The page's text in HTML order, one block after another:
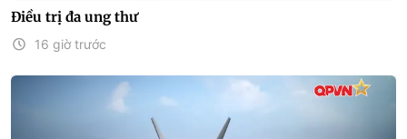
Điều trị đa ung thư
16 giờ trước